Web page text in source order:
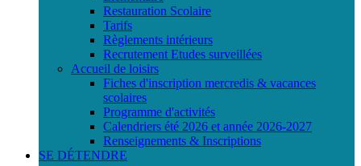
Restauration Scolaire
Tarifs
Règlements intérieurs
Recrutement Etudes surveillées
Accueil de loisirs
Fiches d'inscription mercredis & vacances
scolaires
Programme d'activités
Calendriers été 2026 et année 2026-2027
Renseignements & Inscriptions
SE DÉTENDRE